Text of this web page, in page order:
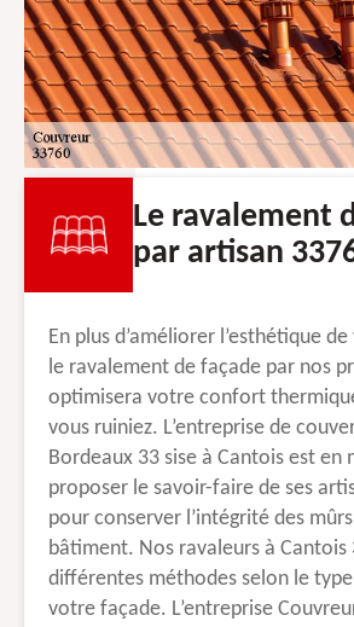
Le ravalement
par artisan
En plus d’améliorer l’esthétique
le ravalement de façade par nos
optimisera votre confort
vous ruiniez. L’entreprise de
Bordeaux 33 sise à Cantois est en
proposer le savoir-faire de ses
pour conserver l’intégrité des
bâtiment. Nos ravaleurs à
différentes méthodes selon le
votre façade. L’entreprise